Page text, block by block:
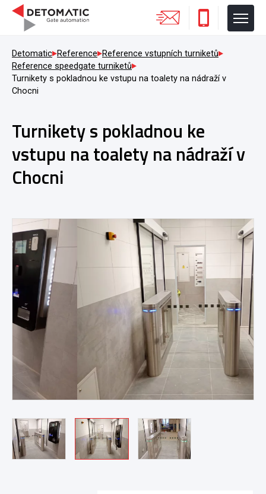
Detomatic Reference
Reference vstupních turniketů
Reference speedgate turniketů
Turnikety s pokladnou ke vstupu na toalety na nádraží v
Chocni
Turnikety s pokladnou ke
vstupu na toalety na nádraží v
Chocni